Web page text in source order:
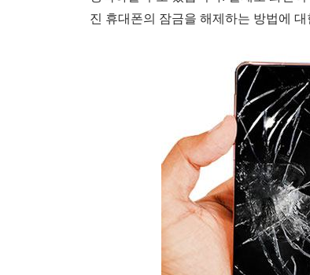
진 휴대폰의 잠금을 해제하는 방법에